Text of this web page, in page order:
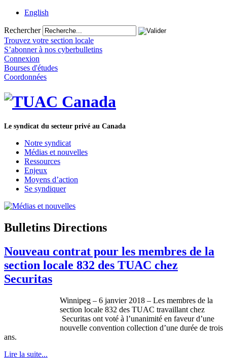
English
Rechercher
Trouvez votre section locale
S’abonner à nos cyberbulletins
Connexion
Bourses d'études
Coordonnées
Le syndicat du secteur privé au Canada
Notre syndicat
Médias et nouvelles
Ressources
Enjeux
Moyens d’action
Se syndiquer
Bulletins Directions
Nouveau contrat pour les membres de la
section locale 832 des TUAC chez
Securitas
Winnipeg – 6 janvier 2018 – Les membres de la
section locale 832 des TUAC travaillant chez
Securitas ont voté à l’unanimité en faveur d’une
nouvelle convention collection d’une durée de trois
ans.
Lire la suite...